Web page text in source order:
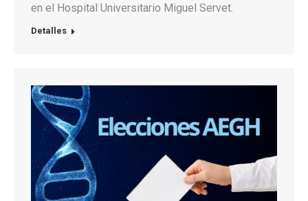
en el Hospital Universitario Miguel Servet.
Detalles